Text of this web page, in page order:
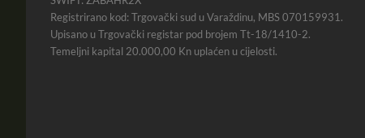
Registrirano kod: Trgovački sud u Varaždinu, MBS 070159931.
Upisano u Trgovački registar pod brojem Tt-18/1410-2.
Temeljni kapital 20.000,00 Kn uplaćen u cijelosti.